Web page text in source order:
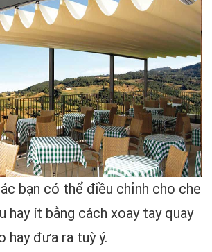
bạn có thể điều chỉnh cho che
hay ít bằng cách xoay tay quay
hay đưa ra tuỳ ý.